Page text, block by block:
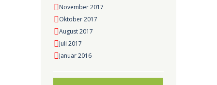
November 2017
Oktober 2017
August 2017
Juli 2017
Januar 2016